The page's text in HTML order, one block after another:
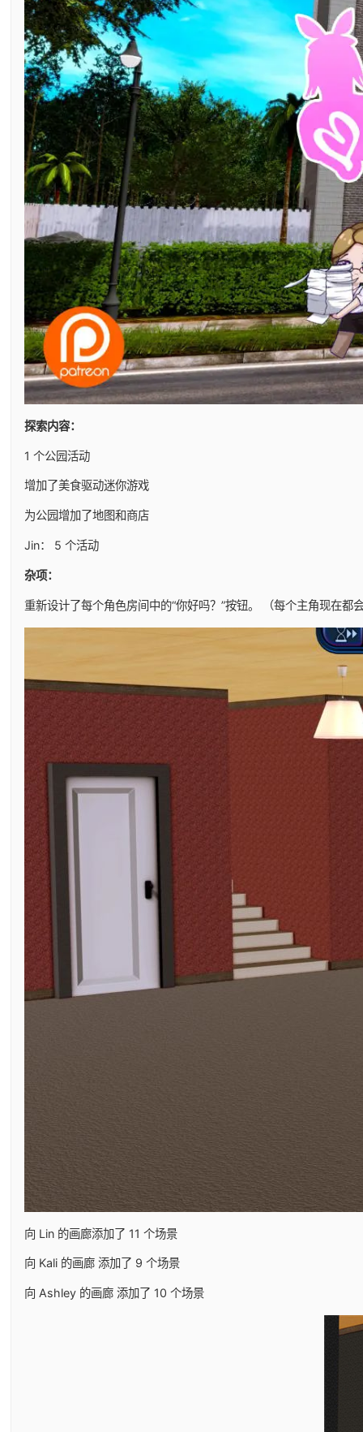
探索内容：
1 个公园活动
增加了美食驱动迷你游戏
为公园增加了地图和商店
Jin： 5 个活动
杂项：
重新设计了每个角色房间中的“你好吗？”按钮。 （每个主角现在都
向 Lin 的画廊添加了 11 个场景
向 Kali 的画廊 添加了 9 个场景
向 Ashley 的画廊 添加了 10 个场景